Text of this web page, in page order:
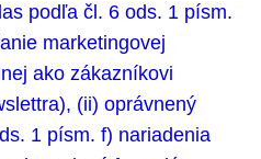
podľa čl. 6 ods. 1 písm.
marketingovej
ako zákazníkovi
(ii) oprávnený
1 písm. f) nariadenia